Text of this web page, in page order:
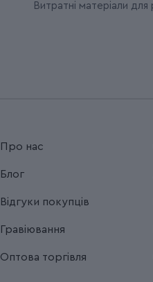
Витратні матеріали для
Про нас
Блог
Відгуки покупців
Гравіювання
Оптова торгівля